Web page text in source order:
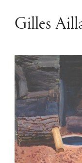
Gilles